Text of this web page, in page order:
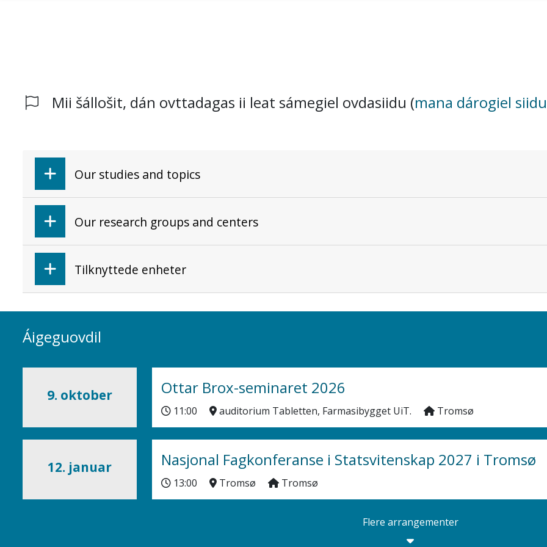
Gå til hovedinnholdMii šállošit, dán ovttadagas ii leat sámegiel ovdasiidu (mana dárogiel
Our studies and topics
Our research groups and centers
Tilknyttede enheter
Áigeguovdil
9. oktober Ottar Brox-seminaret 2026
11:00 auditorium Tabletten, Farmasibygget UiT. Tromsø
12. januar Nasjonal Fagkonferanse i Statsvitenskap 2027 i Tromsø
13:00 Tromsø Tromsø
Flere arrangementer